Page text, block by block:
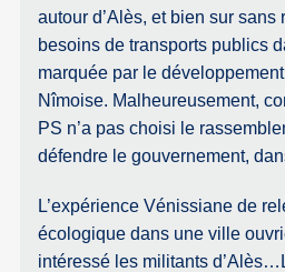
autour d’Alès, et bien sur
besoins de transports publics
marquée par le
Nîmoise. Malheureusement,
PS n’a pas choisi le
défendre le gouvernement,
L’expérience Vénissiane de
écologique dans une ville
intéressé les militants